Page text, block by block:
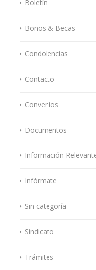
Boletín
Bonos & Becas
Condolencias
Contacto
Convenios
Documentos
Información
Infórmate
Sin categoría
Sindicato
Trámites